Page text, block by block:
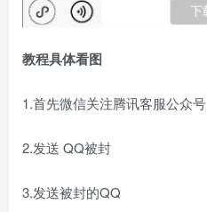
教程具体看图
1.首先微信关注腾讯客服公众号
2.发送 QQ被封
3.发送被封的QQ